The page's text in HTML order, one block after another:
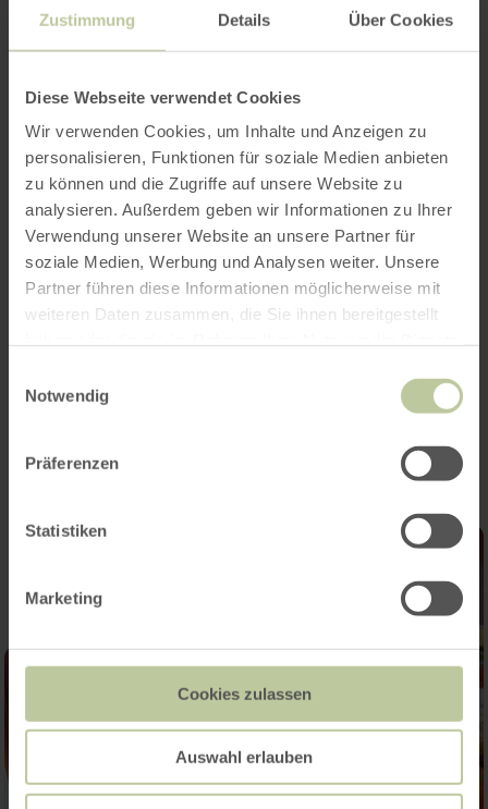
Zustimmung Details Über Cookies
Diese Webseite verwendet Cookies
Wir verwenden Cookies, um Inhalte und Anzeigen zu
personalisieren, Funktionen für soziale Medien anbieten
zu können und die Zugriffe auf unsere Website zu
analysieren. Außerdem geben wir Informationen zu Ihrer
Verwendung unserer Website an unsere Partner für
soziale Medien, Werbung und Analysen weiter. Unsere
Partner führen diese Informationen möglicherweise mit
weiteren Daten zusammen, die Sie ihnen bereitgestellt
Notwendig
Präferenzen
Statistiken
Marketing
Cookies zulassen
Auswahl erlauben
information
Opening hours
Features / Special features
Categories
Seating capacity
Impressions